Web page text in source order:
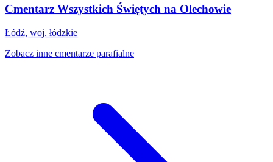
Cmentarz Wszystkich Świętych na Olechowie
Łódź, woj. łódzkie
Zobacz inne cmentarze parafialne